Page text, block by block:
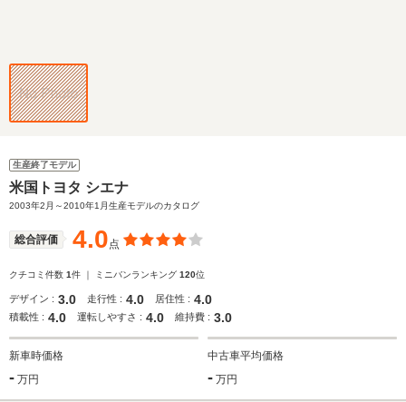
生産終了モデル
米国トヨタ シエナ
2003年2月～2010年1月生産モデルのカタログ
総合評価 4.0点
クチコミ件数 1件 ｜ ミニバンランキング 120位
デザイン : 3.0 走行性 : 4.0 居住性 : 4.0
積載性 : 4.0 運転しやすさ : 4.0 維持費 : 3.0
新車時価格
- 万円
中古車平均価格
- 万円